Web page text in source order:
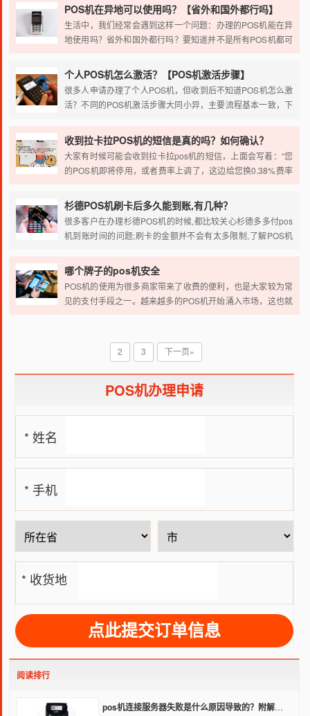
pos机连接服务器失败是什么原因导致的？以及出现这种情况
又该如何解决。
POS机在异地可以使用吗？【省外和国外都行吗】
生活中，我们经常会遇到这样一个问题：办理的POS机能在异
地使用吗？省外和国外都行吗？要知道并不是所有POS机都可
方面的相关知识。
个人POS机怎么激活？【POS机激活步骤】
很多人申请办理了个人POS机，但收到后不知道POS机怎么激
活？不同的POS机激活步骤大同小异，主要流程基本一致，下
收到拉卡拉POS机的短信是真的吗？如何确认？
大家有时候可能会收到拉卡拉pos机的短信，上面会写着：“您
的POS机即将停用，或者费率上调了，这边给您换0.38%费率
我们该如何确认？
杉德POS机刷卡后多久能到账,有几种？
很多客户在办理杉德POS机的时候,都比较关心杉德多多付pos
机到账时间的问题;刷卡的金额并不会有太多限制,了解POS机
德POS机宣传业务时，说到T+0、T+1和D+0，下面就给大家分
别介绍一下几种到账的规定;
哪个牌子的pos机安全
POS机的使用为很多商家带来了收费的便利，也是大家较为常
见的支付手段之一。越来越多的POS机开始涌入市场，这也就
2 3 下一页»
POS机办理申请
* 姓名
* 手机
号
* 收货地
址
阅读排行
pos机连接服务器失败是什么原因导致的？附解决办法